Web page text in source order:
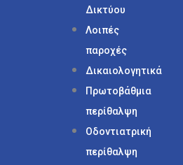
Δικτύου
Λοιπές
παροχές
Δικαιολογητικά
Πρωτοβάθμια
περίθαλψη
Οδοντιατρική
περίθαλψη